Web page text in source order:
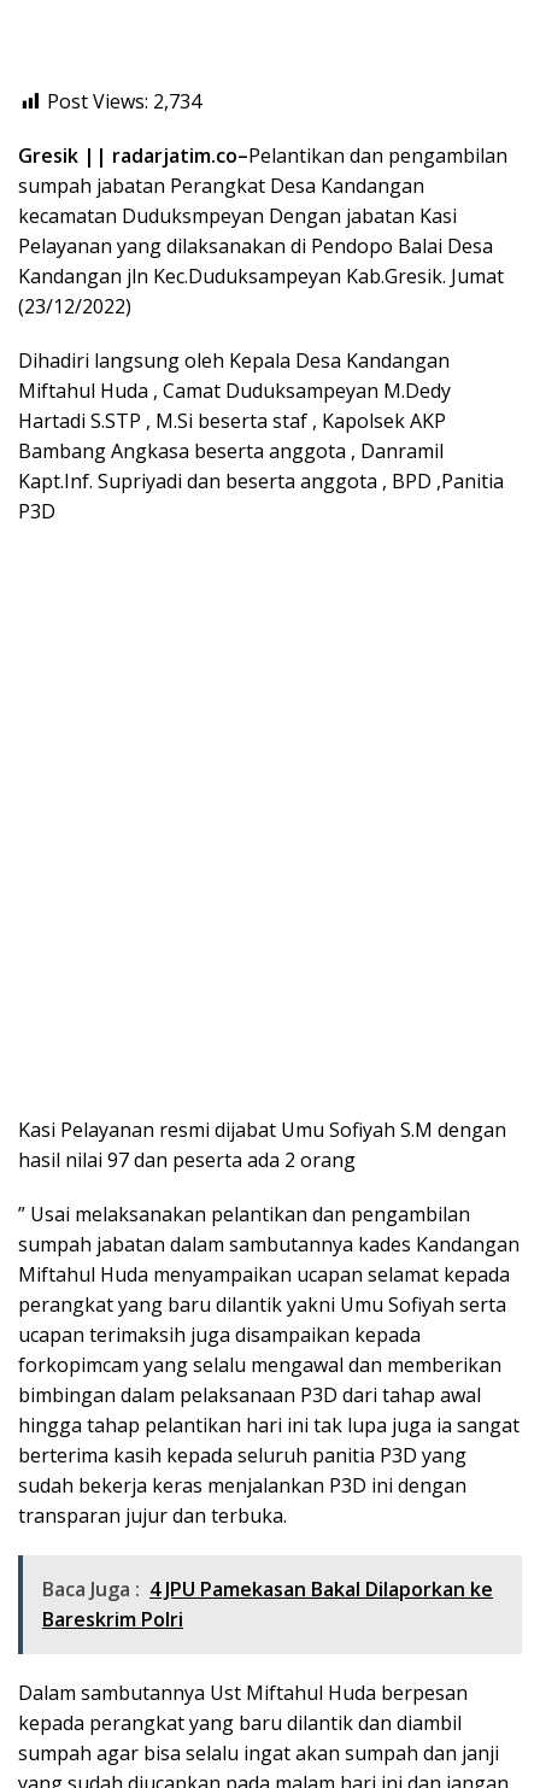
Post Views: 2,734
Gresik || radarjatim.co–Pelantikan dan pengambilan
sumpah jabatan Perangkat Desa Kandangan
kecamatan Duduksmpeyan Dengan jabatan Kasi
Pelayanan yang dilaksanakan di Pendopo Balai Desa
Kandangan jln Kec.Duduksampeyan Kab.Gresik. Jumat
(23/12/2022)
Dihadiri langsung oleh Kepala Desa Kandangan
Miftahul Huda , Camat Duduksampeyan M.Dedy
Hartadi S.STP , M.Si beserta staf , Kapolsek AKP
Bambang Angkasa beserta anggota , Danramil
Kapt.Inf. Supriyadi dan beserta anggota , BPD ,Panitia
P3D
Kasi Pelayanan resmi dijabat Umu Sofiyah S.M dengan
hasil nilai 97 dan peserta ada 2 orang
” Usai melaksanakan pelantikan dan pengambilan
sumpah jabatan dalam sambutannya kades Kandangan
Miftahul Huda menyampaikan ucapan selamat kepada
perangkat yang baru dilantik yakni Umu Sofiyah serta
ucapan terimaksih juga disampaikan kepada
forkopimcam yang selalu mengawal dan memberikan
bimbingan dalam pelaksanaan P3D dari tahap awal
hingga tahap pelantikan hari ini tak lupa juga ia sangat
berterima kasih kepada seluruh panitia P3D yang
sudah bekerja keras menjalankan P3D ini dengan
transparan jujur dan terbuka.
Baca Juga : 4 JPU Pamekasan Bakal Dilaporkan ke
Bareskrim Polri
Dalam sambutannya Ust Miftahul Huda berpesan
kepada perangkat yang baru dilantik dan diambil
sumpah agar bisa selalu ingat akan sumpah dan janji